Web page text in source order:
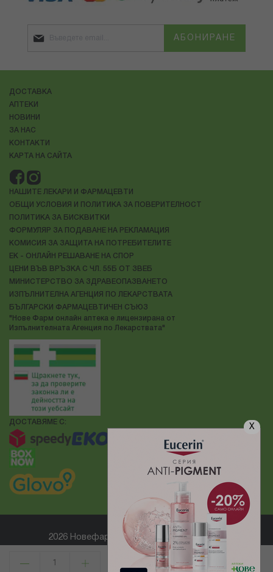
X
КУПИ
АБОНИРАНЕ
ДОСТАВКА
АПТЕКИ
НОВИНИ
ЗА НАС
КОНТАКТИ
КАРТА НА САЙТА
НАШИТЕ ЛЕКАРИ И ФАРМАЦЕВТИ
ОБЩИ УСЛОВИЯ И ПОЛИТИКА ЗА ПОВЕРИТЕЛНОСТ
ПОЛИТИКА ЗА БИСКВИТКИ
ФОРМУЛЯР ЗА ПОДАВАНЕ НА РЕКЛАМАЦИЯ
КОМИСИЯ ЗА ЗАЩИТА НА ПОТРЕБИТЕЛИТЕ
ЕК - ОНЛАЙН РЕШАВАНЕ НА СПОР
ЦЕНИ ВЪВ ВРЪЗКА С ЧЛ. 55Б ОТ ЗВЕБ
МИНИСТЕРСТВО ЗА ЗДРАВЕОПАЗВАНЕТО
ИЗПЪЛНИТЕЛНА АГЕНЦИЯ ПО ЛЕКАРСТВАТА
БЪЛГАРСКИ ФАРМАЦЕВТИЧЕН СЪЮЗ
"Нове Фарм онлайн аптека е лицензирана от
Изпълнителната Агенция по Лекарствата"
ДОСТАВЯМЕ С:
2026 Новефарм ® Всички права запазени
Електронен магазин